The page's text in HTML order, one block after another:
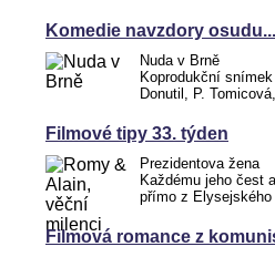
Komedie navzdory osudu...
Nuda v Brně
Koprodukční
Donutil, P.
Filmové tipy 33. týden
Prezidentova žena
Každému jeho čest
přímo z Elysejského
Filmová romance z